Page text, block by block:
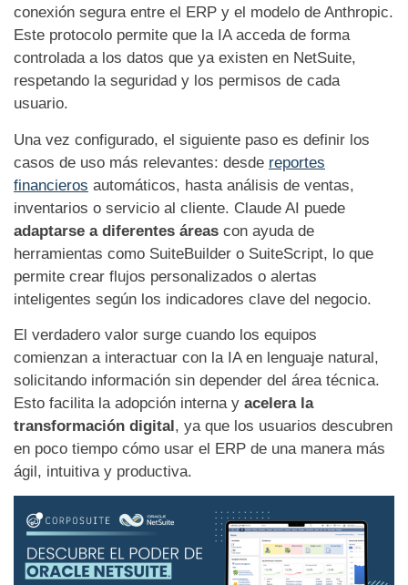
conexión segura entre el ERP y el modelo de Anthropic.
Este protocolo permite que la IA acceda de forma
controlada a los datos que ya existen en NetSuite,
respetando la seguridad y los permisos de cada
usuario.
Una vez configurado, el siguiente paso es definir los
casos de uso más relevantes: desde reportes
financieros automáticos, hasta análisis de ventas,
inventarios o servicio al cliente. Claude AI puede
adaptarse a diferentes áreas con ayuda de
herramientas como SuiteBuilder o SuiteScript, lo que
permite crear flujos personalizados o alertas
inteligentes según los indicadores clave del negocio.
El verdadero valor surge cuando los equipos
comienzan a interactuar con la IA en lenguaje natural,
solicitando información sin depender del área técnica.
Esto facilita la adopción interna y acelera la
transformación digital, ya que los usuarios descubren
en poco tiempo cómo usar el ERP de una manera más
ágil, intuitiva y productiva.